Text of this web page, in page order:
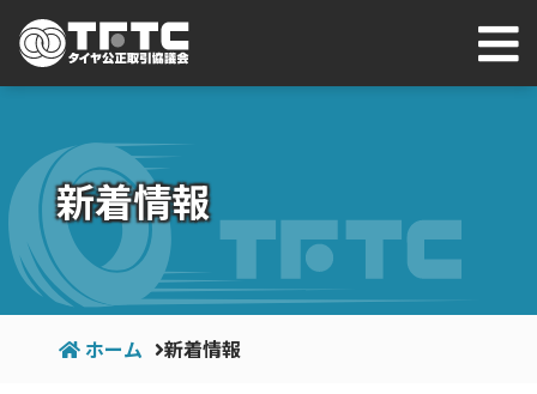
新着情報
ホーム 新着情報